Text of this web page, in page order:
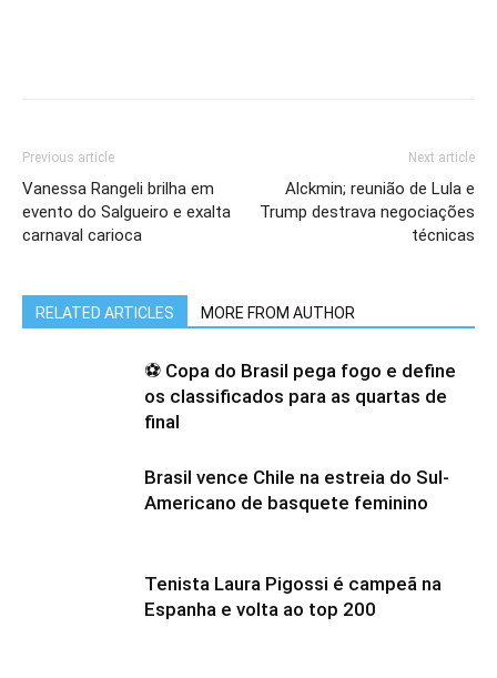
Previous article
Vanessa Rangeli brilha em
evento do Salgueiro e exalta
carnaval carioca
Next article
Alckmin; reunião de Lula e
Trump destrava negociações
técnicas
RELATED ARTICLES MORE FROM AUTHOR
⚽ Copa do Brasil pega fogo e define
os classificados para as quartas de
final
Brasil vence Chile na estreia do Sul-
Americano de basquete feminino
Tenista Laura Pigossi é campeã na
Espanha e volta ao top 200